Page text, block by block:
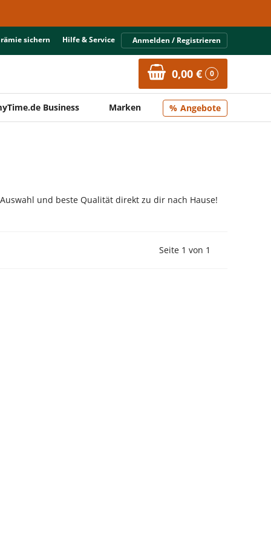
sichern Hilfe & Service Anmelden / Registrieren
0,00 € 0
Business Marken Angebote
und beste Qualität direkt zu dir nach Hause!
Vorherige Seite
Seite 1 von 1